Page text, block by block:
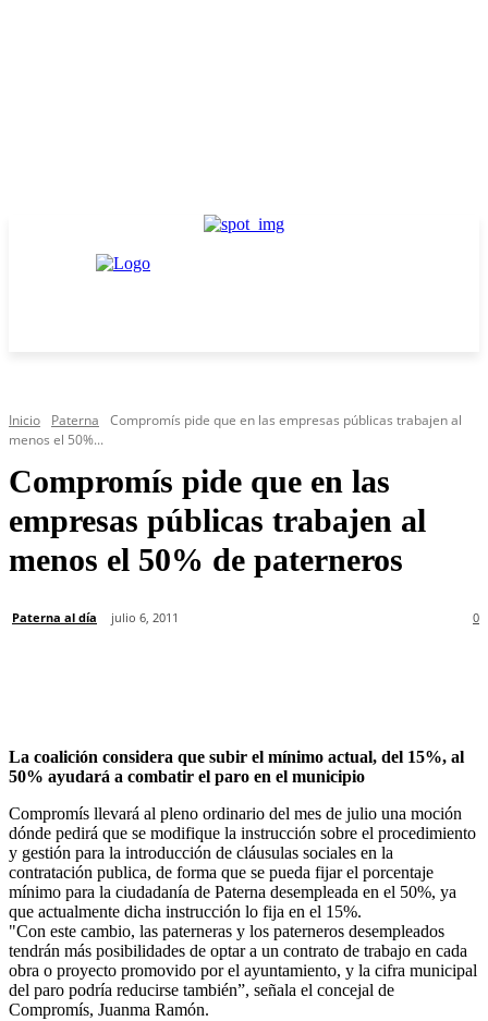
Inicio Paterna
Compromís pide que en las empresas públicas trabajen al
menos el 50%...
Compromís pide que en las
empresas públicas trabajen al
menos el 50% de paterneros
Paterna al día julio 6, 2011 0
La coalición considera que subir el mínimo actual, del 15%, al
50% ayudará a combatir el paro en el municipio
Compromís llevará al pleno ordinario del mes de julio una moción
dónde pedirá que se modifique la instrucción sobre el procedimiento
y gestión para la introducción de cláusulas sociales en la
contratación publica, de forma que se pueda fijar el porcentaje
mínimo para la ciudadanía de Paterna desempleada en el 50%, ya
que actualmente dicha instrucción lo fija en el 15%.
"Con este cambio, las paterneras y los paterneros desempleados
tendrán más posibilidades de optar a un contrato de trabajo en cada
obra o proyecto promovido por el ayuntamiento, y la cifra municipal
del paro podría reducirse también”, señala el concejal de
Compromís, Juanma Ramón.